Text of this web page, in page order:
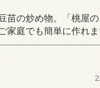
苗の炒め物。「桃屋
家庭でも簡単に作れま